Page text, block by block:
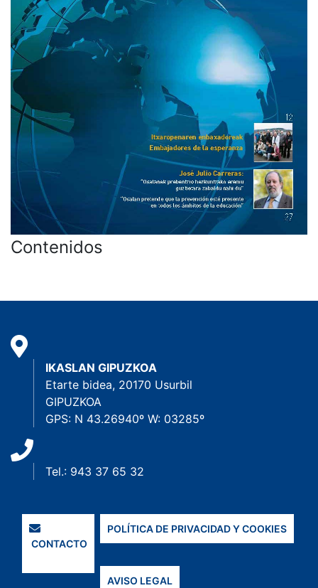
Contenidos
IKASLAN GIPUZKOA
Etarte bidea, 20170 Usurbil
GIPUZKOA
GPS: N 43.26940º W: 03285º
Tel.: 943 37 65 32
CONTACTO
POLÍTICA DE PRIVACIDAD Y COOKIES
AVISO LEGAL